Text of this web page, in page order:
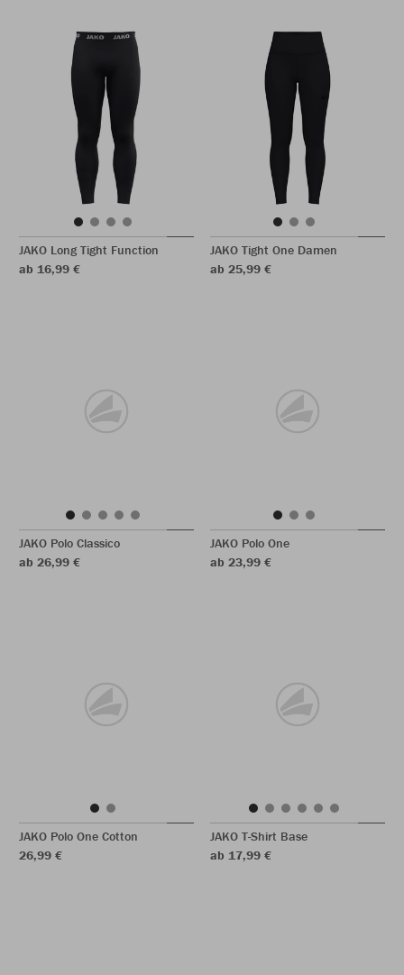
JAKO Long Tight Function
ab 16,99 €
JAKO Tight One Damen
ab 25,99 €
JAKO Polo Classico
ab 26,99 €
JAKO Polo One
ab 23,99 €
JAKO Polo One Cotton
26,99 €
JAKO T-Shirt Base
ab 17,99 €